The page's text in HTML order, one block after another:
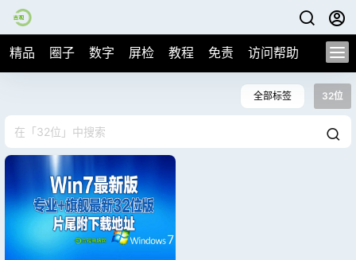
精品 圈子 数字 屏检 教程 免责 访问帮助
全部标签 32位